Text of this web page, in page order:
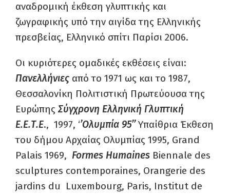
αναδρομική έκθεση γλυπτικής και
ζωγραφικής υπό την αιγίδα της Ελληνικής
πρεσβείας, Ελληνικό σπίτι Παρίσι 2006.
Οι κυριότερες ομαδικές εκθέσεις είναι:
Πανελλήνιες από το 1971 ως και το 1987,
Θεσσαλονίκη Πολιτιστική Πρωτεύουσα της
Ευρώπης Σύγχρονη Ελληνική Γλυπτική
Ε.Ε.Τ.Ε., 1997, ‘’Ολυμπία 95’’Υπαίθρια Έκθεση
του δήμου Αρχαίας Ολυμπίας 1995, Grand
Palais 1969, Formes Humaines Biennale des
sculptures contemporaines, Orangerie des
jardins du Luxembourg, Paris, Institut de